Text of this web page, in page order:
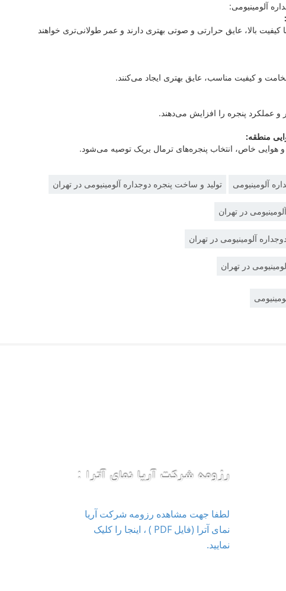
آلومینیومی:
کیفیت بالا، عایق حرارتی و صوتی بهتری دارند و عمر طولانی‌تری خواهند
و کیفیت مناسب، عایق بهتری ایجاد می‌کنند.
و عملکرد پنجره را افزایش می‌دهند.
منطقه:
هوایی خاص، انتخاب پنجره‌های ترمال بریک توصیه می‌شود.
آلومینیومی تولید و ساخت پنجره دوجداره آلومینیومی در تهران
در تهران
آلومینیومی در تهران
در تهران
رزومه شرکت آریا نمای آترا :
لطفا جهت مشاهده رزومه شرکت آریا
نمای آترا (فایل PDF ) ، اینجا را کلیک
نمایید.